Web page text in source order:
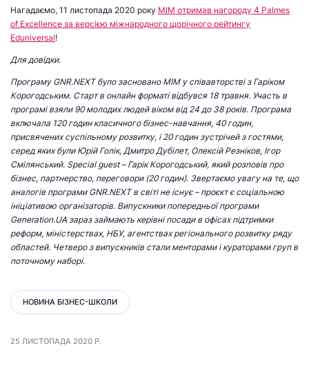
Нагадаємо, 11 листопада 2020 року МІМ отримав нагороду 4 Palmes
of Excellence за версією міжнародного щорічного рейтингу
Eduniversal!
Для довідки.
Програму GNR.NEXT було засновано МІМ у співавторстві з Гаріком
Корогодським. Старт в онлайн форматі відбувся 18 травня. Участь в
програмі взяли 90 молодих людей віком від 24 до 38 років. Програма
включала 120 годин класичного бізнес-навчання, 40 годин,
присвячених суспільному розвитку, і 20 годин зустрічей з гостями,
серед яких були Юрій Голік, Дмитро Дубілет, Олексій Резніков, Ігор
Смілянський. Special guest – Гарік Корогодський, який розповів про
бізнес, партнерство, переговори (20 годин). Звертаємо увагу на те, що
аналогів програми GNR.NEXT в світі не існує – проєкт є соціальною
ініціативою організаторів. Випускники попередньої програми
Generation.UA зараз займають керівні посади в офісах підтримки
реформ, міністерствах, НБУ, агентствах регіонального розвитку ряду
областей. Четверо з випускників стали менторами і кураторами груп в
поточному наборі.
НОВИНА БІЗНЕС-ШКОЛИ
25 ЛИСТОПАДА 2020 Р.